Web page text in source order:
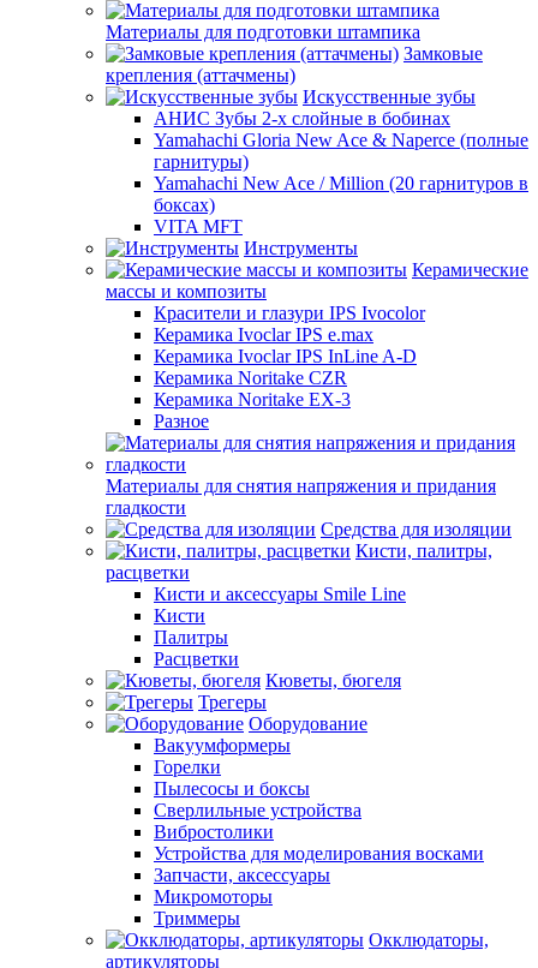
Материалы для подготовки штампика
Замковые
крепления (аттачмены)
Искусственные зубы
АНИС Зубы 2-х слойные в бобинах
Yamahachi Gloria New Ace & Naperce (полные
гарнитуры)
Yamahachi New Ace / Million (20 гарнитуров в
боксах)
VITA MFT
Инструменты
Керамические
массы и композиты
Красители и глазури IPS Ivocolor
Керамика Ivoclar IPS e.max
Керамика Ivoclar IPS InLine A-D
Керамика Noritake CZR
Керамика Noritake EX-3
Разное
Материалы для снятия напряжения и придания
гладкости
Средства для изоляции
Кисти, палитры,
расцветки
Кисти и аксессуары Smile Line
Кисти
Палитры
Расцветки
Кюветы, бюгеля
Трегеры
Оборудование
Вакуумформеры
Горелки
Пылесосы и боксы
Сверлильные устройства
Вибростолики
Устройства для моделирования восками
Запчасти, аксессуары
Микромоторы
Триммеры
Окклюдаторы,
артикуляторы